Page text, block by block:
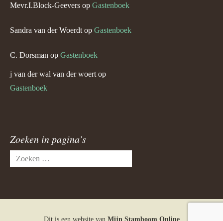
Mevr.I.Block-Geevers op Gastenboek
Sandra van der Woerdt op Gastenboek
C. Dorsman op Gastenboek
j van der wal van der woert op
Gastenboek
Zoeken in pagina’s
Zoeken
naar:
Dit is een website van Mijn Stamboom Online